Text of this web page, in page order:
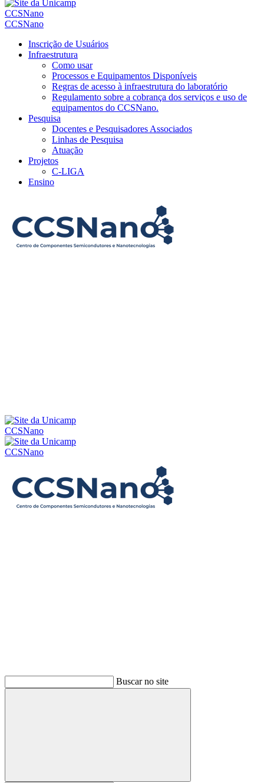
CCSNano
CCSNano
Inscrição de Usuários
Infraestrutura
Como usar
Processos e Equipamentos Disponíveis
Regras de acesso à infraestrutura do laboratório
Regulamento sobre a cobrança dos serviços e uso de
equipamentos do CCSNano.
Pesquisa
Docentes e Pesquisadores Associados
Linhas de Pesquisa
Atuação
Projetos
C-LIGA
Ensino
CCSNano
CCSNano
Buscar no site